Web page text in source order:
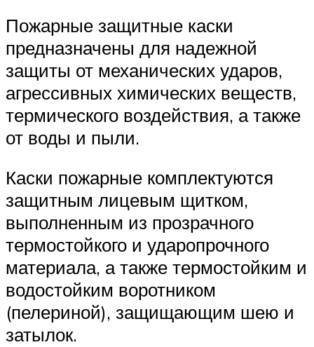
Пожарные защитные каски
предназначены для надежной
защиты от механических ударов,
агрессивных химических веществ,
термического воздействия, а также
от воды и пыли.
Каски пожарные комплектуются
защитным лицевым щитком,
выполненным из прозрачного
термостойкого и ударопрочного
материала, а также термостойким и
водостойким воротником
(пелериной), защищающим шею и
затылок.